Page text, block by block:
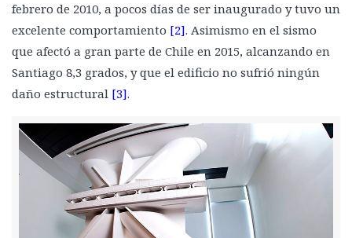
febrero de 2010, a pocos días de ser inaugurado y tuvo un
excelente comportamiento [2]. Asimismo en el sismo
que afectó a gran parte de Chile en 2015, alcanzando en
Santiago 8,3 grados, y que el edificio no sufrió ningún
daño estructural [3].